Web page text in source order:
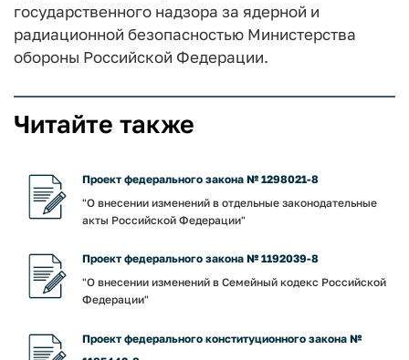
государственного надзора за ядерной и
радиационной безопасностью Министерства
обороны Российской Федерации.
Читайте также
Проект федерального закона № 1298021-8
"О внесении изменений в отдельные законодательные
акты Российской Федерации"
Проект федерального закона № 1192039-8
"О внесении изменений в Семейный кодекс Российской
Федерации"
Проект федерального конституционного закона №